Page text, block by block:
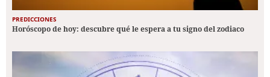
PREDICCIONES
Horóscopo de hoy: descubre qué le espera a tu signo del zodiaco